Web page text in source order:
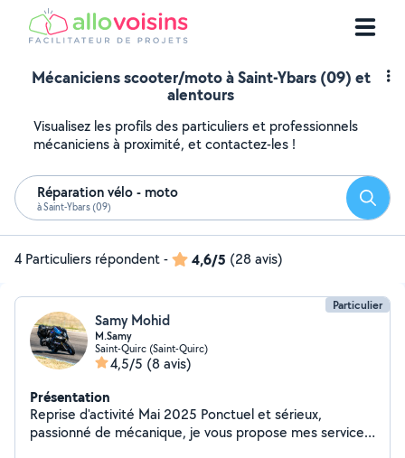
Mécaniciens scooter/moto à Saint-Ybars (09) et
alentours
Visualisez les profils des particuliers et professionnels
mécaniciens à proximité, et contactez-les !
Réparation vélo - moto
à Saint-Ybars (09)
4 Particuliers répondent- 4,6/5 (28 avis)
Particulier
Samy Mohid
M.Samy
Saint-Quirc (Saint-Quirc)
4,5/5 (8 avis)
Présentation
Reprise d'activité Mai 2025 Ponctuel et sérieux,
passionné de mécanique, je vous propose mes services